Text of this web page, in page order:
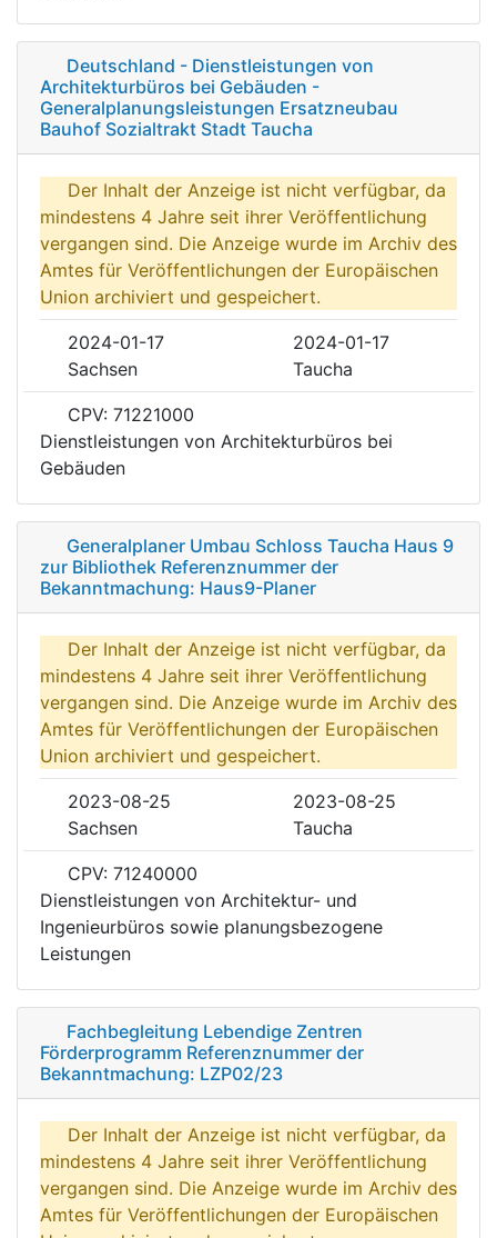
Deutschland - Dienstleistungen von
Architekturbüros bei Gebäuden -
Generalplanungsleistungen Ersatzneubau
Bauhof Sozialtrakt Stadt Taucha
Der Inhalt der Anzeige ist nicht verfügbar, da
mindestens 4 Jahre seit ihrer Veröffentlichung
vergangen sind. Die Anzeige wurde im Archiv des
Amtes für Veröffentlichungen der Europäischen
Union archiviert und gespeichert.
2024-01-17
2024-01-17
Sachsen
Taucha
CPV: 71221000
Dienstleistungen von Architekturbüros bei
Gebäuden
Generalplaner Umbau Schloss Taucha Haus 9
zur Bibliothek Referenznummer der
Bekanntmachung: Haus9-Planer
Der Inhalt der Anzeige ist nicht verfügbar, da
mindestens 4 Jahre seit ihrer Veröffentlichung
vergangen sind. Die Anzeige wurde im Archiv des
Amtes für Veröffentlichungen der Europäischen
Union archiviert und gespeichert.
2023-08-25
2023-08-25
Sachsen
Taucha
CPV: 71240000
Dienstleistungen von Architektur- und
Ingenieurbüros sowie planungsbezogene
Leistungen
Fachbegleitung Lebendige Zentren
Förderprogramm Referenznummer der
Bekanntmachung: LZP02/23
Der Inhalt der Anzeige ist nicht verfügbar, da
mindestens 4 Jahre seit ihrer Veröffentlichung
vergangen sind. Die Anzeige wurde im Archiv des
Amtes für Veröffentlichungen der Europäischen